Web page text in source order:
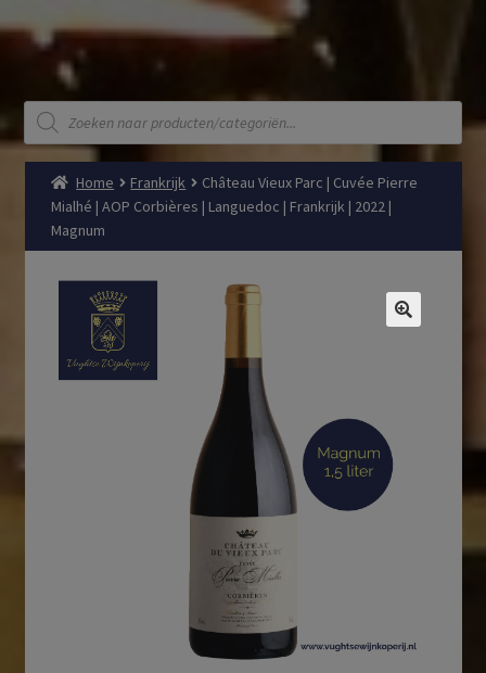
Producten
zoeken
Home Frankrijk
Château Vieux Parc | Cuvée Pierre
Mialhé | AOP Corbières | Languedoc | Frankrijk | 2022 |
Magnum